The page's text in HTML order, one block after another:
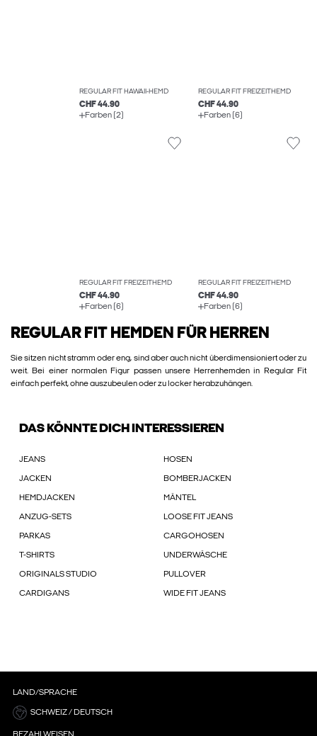
REGULAR FIT HAWAII-HEMD
CHF 44.90
Farben (2)
REGULAR FIT FREIZEITHEMD
CHF 44.90
Farben (6)
REGULAR FIT FREIZEITHEMD
CHF 44.90
Farben (6)
REGULAR FIT FREIZEITHEMD
CHF 44.90
Farben (6)
REGULAR FIT HEMDEN FÜR HERREN
Sie sitzen nicht stramm oder eng, sind aber auch nicht überdimensioniert oder zu
weit. Bei einer normalen Figur passen unsere Herrenhemden in Regular Fit
einfach perfekt, ohne auszubeulen oder zu locker herabzuhängen.
DAS KÖNNTE DICH INTERESSIEREN
JEANS HOSEN
JACKEN BOMBERJACKEN
HEMDJACKEN MÄNTEL
ANZUG-SETS LOOSE FIT JEANS
PARKAS CARGOHOSEN
T-SHIRTS UNDERWÄSCHE
ORIGINALS STUDIO PULLOVER
CARDIGANS WIDE FIT JEANS
LAND/SPRACHE
SCHWEIZ / DEUTSCH